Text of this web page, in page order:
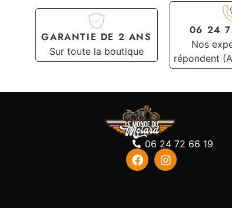
GARANTIE DE 2 ANS
Sur toute la boutique
06 24
Nos
répondent
06 24 72 66 19